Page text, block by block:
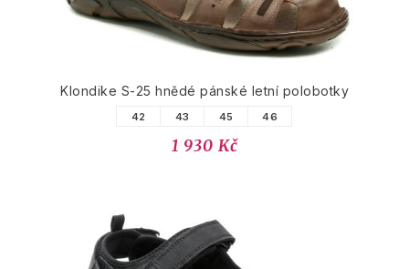
Klondike S-25 hnědé pánské letní polobotky
42 43 45 46
1 930 Kč